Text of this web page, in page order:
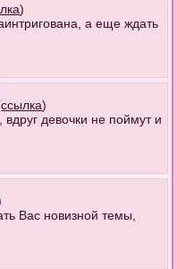
)
а еще ждать
ссылка)
вдруг девочки не поймут и
Вас новизной темы,